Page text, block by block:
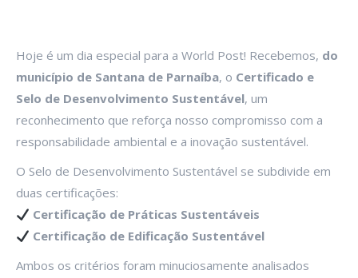
Hoje é um dia especial para a World Post! Recebemos, do
município de Santana de Parnaíba, o Certificado e
Selo de Desenvolvimento Sustentável, um
reconhecimento que reforça nosso compromisso com a
responsabilidade ambiental e a inovação sustentável.
O Selo de Desenvolvimento Sustentável se subdivide em
duas certificações:
Certificação de Práticas Sustentáveis
Certificação de Edificação Sustentável
Ambos os critérios foram minuciosamente analisados